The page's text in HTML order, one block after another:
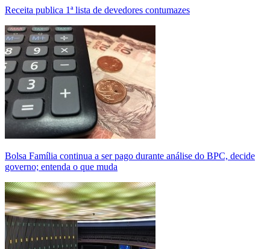
Receita publica 1ª lista de devedores contumazes
Bolsa Família continua a ser pago durante análise do BPC, decide
governo; entenda o que muda